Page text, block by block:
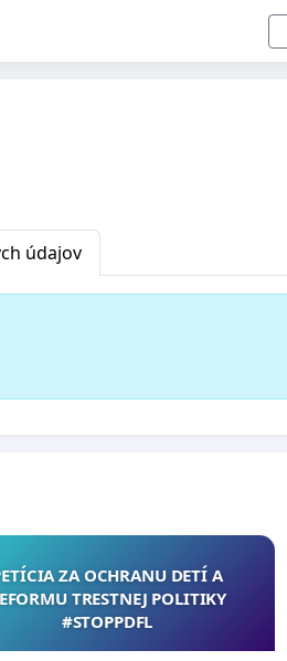
údajov
ZA OCHRANU DETÍ A
TRESTNEJ POLITIKY
#STOPPDFL